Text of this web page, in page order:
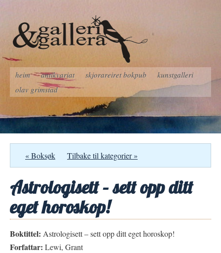
heim antikvariat skjorareiret bokpub
kunstgalleri
olav grimstad
« Boksøk Tilbake til kategorier »
Astrologisett – sett opp ditt
eget horoskop!
Boktittel: Astrologisett – sett opp ditt eget horoskop!
Forfattar: Lewi, Grant